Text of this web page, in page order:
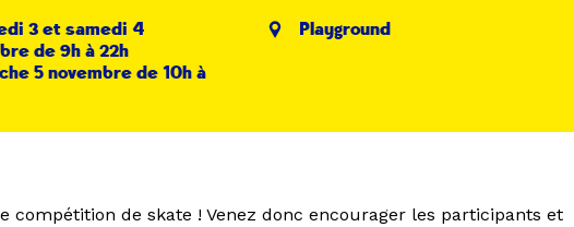
3 et samedi 4
de 9h à 22h
5 novembre de 10h à
Playground
compétition de skate ! Venez donc encourager les participants et